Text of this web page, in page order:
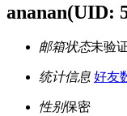
ananan(UID:
邮箱状态未验
统计信息 好友
性别保密